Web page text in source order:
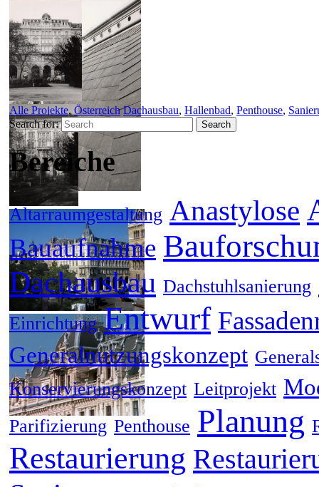
Alle Projekte, Österreich Dachausbau, Hallenbad, Penthouse,
Search for:
Bereiche
Altarraumgestaltung Anastylose
Bauaufnahme
Dachausbau Dachstuhlsanierung
Einrichtung Entwurf
Generalnutzungskonzept
Konservierungskonzept Leitprojekt
Parifizierung Penthouse Planung
Restaurierung